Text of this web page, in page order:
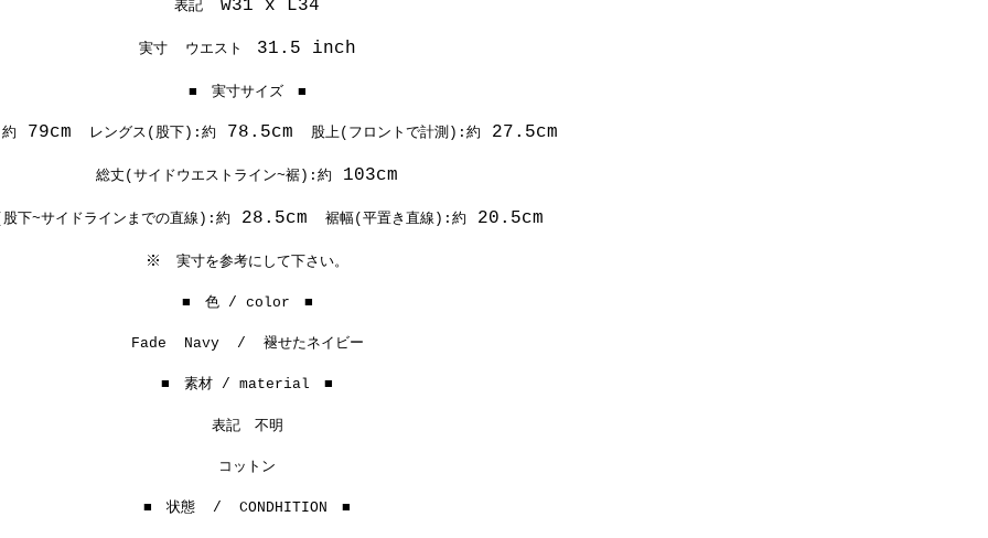
表記 w31 x L34
実寸 ウエスト 31.5 inch
■ 実寸サイズ ■
79cm レングス(股下):約 78.5cm 股上(フロントで計測):約 27.5cm
総丈(サイドウエストライン~裾):約 103cm
下~サイドラインまでの直線):約 28.5cm 裾幅(平置き直線):約 20.5cm
※ 実寸を参考にして下さい。
■ 色 / color ■
Fade Navy / 褪せたネイビー
■ 素材 / material ■
表記 不明
コットン
■ 状態 / CONDHITION ■